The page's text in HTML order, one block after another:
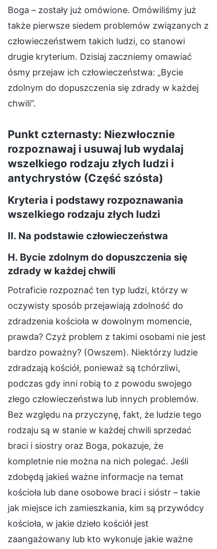
Boga – zostały już omówione. Omówiliśmy już
także pierwsze siedem problemów związanych z
człowieczeństwem takich ludzi, co stanowi
drugie kryterium. Dzisiaj zaczniemy omawiać
ósmy przejaw ich człowieczeństwa: „Bycie
zdolnym do dopuszczenia się zdrady w każdej
chwili”.
Punkt czternasty: Niezwłocznie
rozpoznawaj i usuwaj lub wydalaj
wszelkiego rodzaju złych ludzi i
antychrystów (Część szósta)
Kryteria i podstawy rozpoznawania
wszelkiego rodzaju złych ludzi
II. Na podstawie człowieczeństwa
H. Bycie zdolnym do dopuszczenia się
zdrady w każdej chwili
Potraficie rozpoznać ten typ ludzi, którzy w
oczywisty sposób przejawiają zdolność do
zdradzenia kościoła w dowolnym momencie,
prawda? Czyż problem z takimi osobami nie jest
bardzo poważny? (Owszem). Niektórzy ludzie
zdradzają kościół, ponieważ są tchórzliwi,
podczas gdy inni robią to z powodu swojego
złego człowieczeństwa lub innych problemów.
Bez względu na przyczynę, fakt, że ludzie tego
rodzaju są w stanie w każdej chwili sprzedać
braci i siostry oraz Boga, pokazuje, że
kompletnie nie można na nich polegać. Jeśli
zdobędą jakieś ważne informacje na temat
kościoła lub dane osobowe braci i sióstr – takie
jak miejsce ich zamieszkania, kim są przywódcy
kościoła, w jakie dzieło kościół jest
zaangażowany lub kto wykonuje jakie ważne